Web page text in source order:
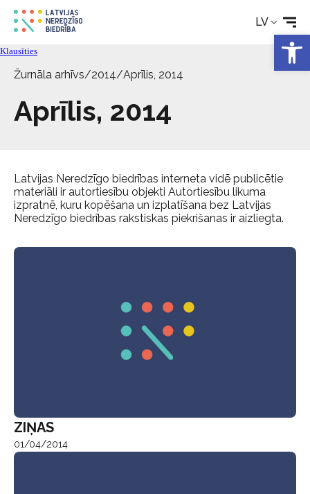
LV
Aktualitātes
Par biedrību
Klausīties
Žurnāla arhīvs/2014/Aprīlis, 2014
Aprīlis, 2014
Latvijas Neredzīgo biedrības interneta vidē publicētie
materiāli ir autortiesību objekti Autortiesību likuma
izpratnē, kuru kopēšana un izplatīšana bez Latvijas
Neredzīgo biedrības rakstiskas piekrišanas ir aizliegta.
ZIŅAS
01/04/2014